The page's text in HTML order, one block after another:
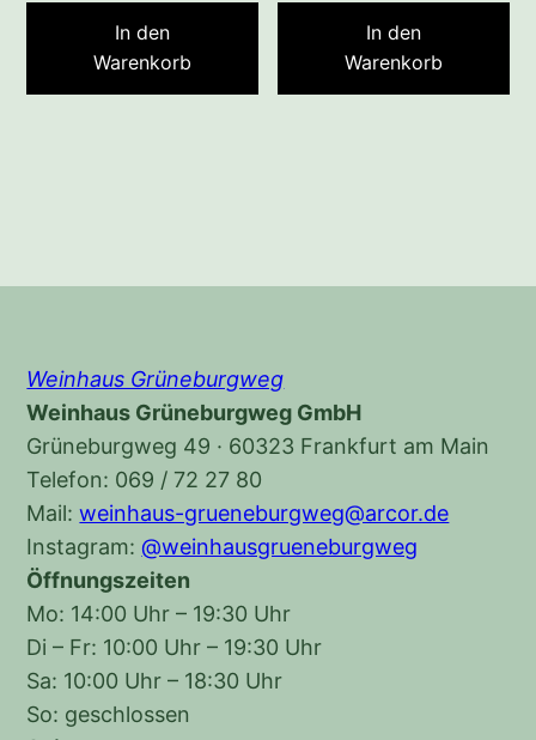
In den
Warenkorb
In den
Warenkorb
Weinhaus Grüneburgweg
Weinhaus Grüneburgweg GmbH
Grüneburgweg 49 · 60323 Frankfurt am Main
Telefon: 069 / 72 27 80
Mail:weinhaus-grueneburgweg@arcor.de
Instagram:@weinhausgrueneburgweg
Öffnungszeiten
Mo: 14:00 Uhr – 19:30 Uhr
Di – Fr: 10:00 Uhr – 19:30 Uhr
Sa: 10:00 Uhr – 18:30 Uhr
So: geschlossen